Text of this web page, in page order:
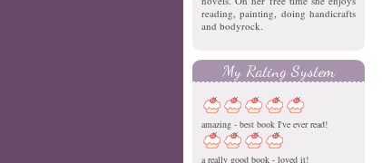
reading, painting, doing handicrafts
and bodyrock.
My Rating System
amazing - best book I've ever read!
a really good book - loved it!